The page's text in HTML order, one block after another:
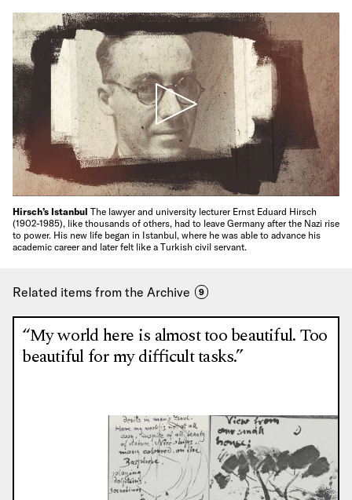
Hirsch’s Istanbul The lawyer and university lecturer Ernst Eduard Hirsch
(1902-1985), like thousands of others, had to leave Germany after the Nazi rise
to power. His new life began in Istanbul, where he was able to advance his
academic career and later felt like a Turkish civil servant.
Related items from the Archive 9
“My world here is almost too beautiful. Too
beautiful for my difficult tasks.”